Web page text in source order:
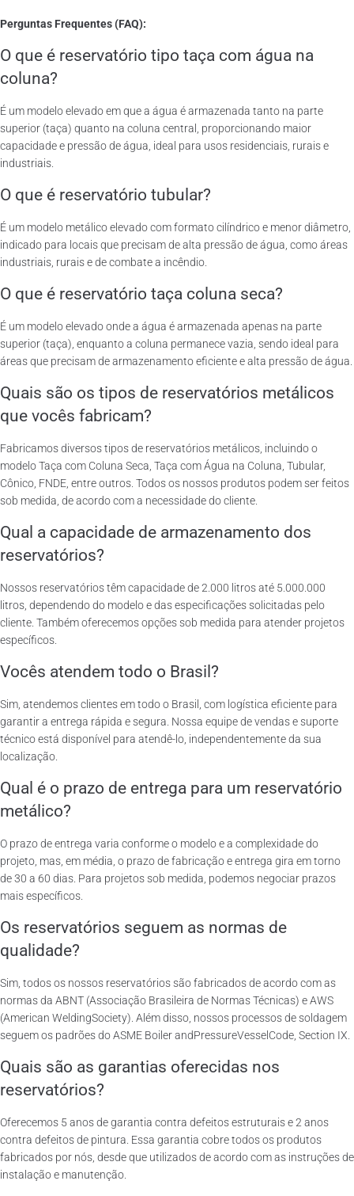
Perguntas Frequentes (FAQ):
O que é reservatório tipo taça com água na
coluna?
É um modelo elevado em que a água é armazenada tanto na parte
superior (taça) quanto na coluna central, proporcionando maior
capacidade e pressão de água, ideal para usos residenciais, rurais e
industriais.
O que é reservatório tubular?
É um modelo metálico elevado com formato cilíndrico e menor diâmetro,
indicado para locais que precisam de alta pressão de água, como áreas
industriais, rurais e de combate a incêndio.
O que é reservatório taça coluna seca?
É um modelo elevado onde a água é armazenada apenas na parte
superior (taça), enquanto a coluna permanece vazia, sendo ideal para
áreas que precisam de armazenamento eficiente e alta pressão de água.
Quais são os tipos de reservatórios metálicos
que vocês fabricam?
Fabricamos diversos tipos de reservatórios metálicos, incluindo o
modelo Taça com Coluna Seca, Taça com Água na Coluna, Tubular,
Cônico, FNDE, entre outros. Todos os nossos produtos podem ser feitos
sob medida, de acordo com a necessidade do cliente.
Qual a capacidade de armazenamento dos
reservatórios?
Nossos reservatórios têm capacidade de 2.000 litros até 5.000.000
litros, dependendo do modelo e das especificações solicitadas pelo
cliente. Também oferecemos opções sob medida para atender projetos
específicos.
Vocês atendem todo o Brasil?
Sim, atendemos clientes em todo o Brasil, com logística eficiente para
garantir a entrega rápida e segura. Nossa equipe de vendas e suporte
técnico está disponível para atendê-lo, independentemente da sua
localização.
Qual é o prazo de entrega para um reservatório
metálico?
O prazo de entrega varia conforme o modelo e a complexidade do
projeto, mas, em média, o prazo de fabricação e entrega gira em torno
de 30 a 60 dias. Para projetos sob medida, podemos negociar prazos
mais específicos.
Os reservatórios seguem as normas de
qualidade?
Sim, todos os nossos reservatórios são fabricados de acordo com as
normas da ABNT (Associação Brasileira de Normas Técnicas) e AWS
(American WeldingSociety). Além disso, nossos processos de soldagem
seguem os padrões do ASME Boiler andPressureVesselCode, Section IX.
Quais são as garantias oferecidas nos
reservatórios?
Oferecemos 5 anos de garantia contra defeitos estruturais e 2 anos
contra defeitos de pintura. Essa garantia cobre todos os produtos
fabricados por nós, desde que utilizados de acordo com as instruções de
instalação e manutenção.